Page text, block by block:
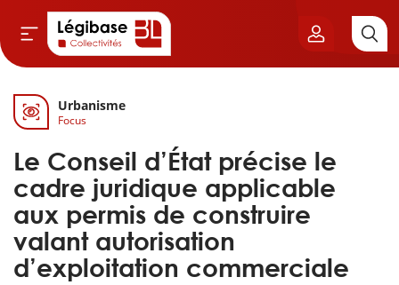
& Cimetières
& Élu local
& Finances locales
publique
Urbanisme
Focus
Le Conseil d’État précise le
cadre juridique applicable
aux permis de construire
valant autorisation
d’exploitation commerciale